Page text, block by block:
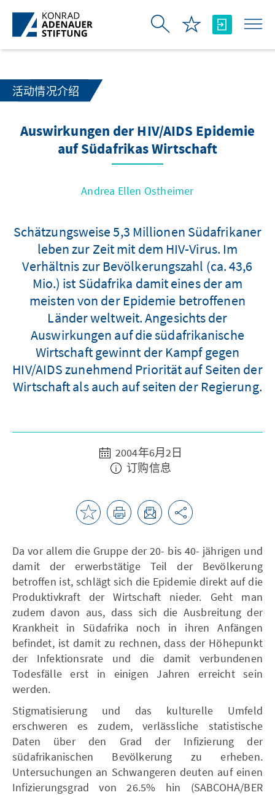
跳转到主内容
活动情况介绍
Auswirkungen der HIV/AIDS Epidemie
auf Südafrikas Wirtschaft
Andrea Ellen Ostheimer
Schätzungsweise 5,3 Millionen Südafrikaner
leben zur Zeit mit dem HIV-Virus. Im
Verhältnis zur Bevölkerungszahl (ca. 43,6
Mio.) ist Südafrika damit eines der am
meisten von der Epidemie betroffenen
Länder weltweit. Angesichts der
Auswirkungen auf die südafrikanische
Wirtschaft gewinnt der Kampf gegen
HIV/AIDS zunehmend Priorität auf Seiten der
Wirtschaft als auch auf seiten der Regierung.
2004年6月2日
订购信息
Da vor allem die Gruppe der 20- bis 40- jährigen und
damit der erwerbstätige Teil der Bevölkerung
betroffen ist, schlägt sich die Epidemie direkt auf die
Produktivkraft der Wirtschaft nieder. Geht man
zudem davon aus, dass sich die Ausbreitung der
Krankheit in Südafrika noch in ihren Anfängen
befindet, ist damit zu rechnen, dass der Höhepunkt
der Infektionsrate und die damit verbundenen
Todesfälle erst in einigen Jahren erreicht sein
werden.
Stigmatisierung und das kulturelle Umfeld
erschweren es zudem, verlässliche statistische
Daten über den Grad der Infizierung der
südafrikanischen Bevölkerung zu erheben.
Untersuchungen an Schwangeren deuten auf einen
Infizierungsgrad von 26.5% hin (SABCOHA/BER